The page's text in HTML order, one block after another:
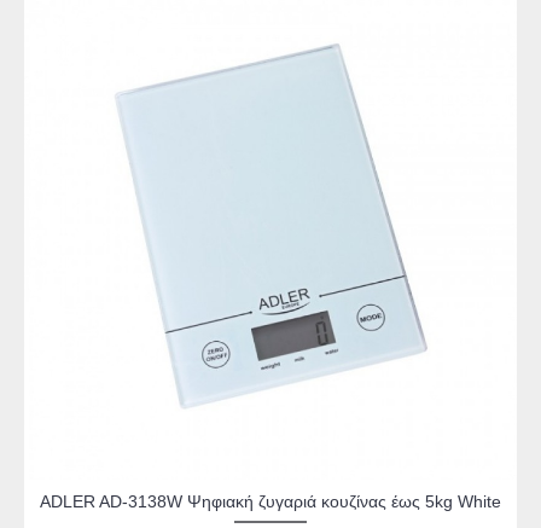
ADLER AD-3138W Ψηφιακή ζυγαριά κουζίνας έως 5kg White